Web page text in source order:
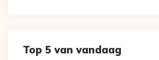
Top 5 van vandaag